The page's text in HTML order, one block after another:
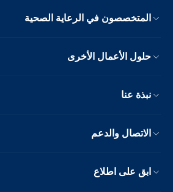
المتخصصون في الرعاية الصحية
حلول الأعمال الأخرى
نبذة عنا
الاتصال والدعم
ابق على اطلاع